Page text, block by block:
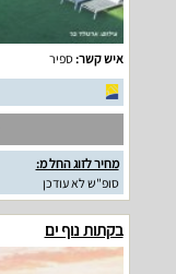
איש קשר:ספיר
מחיר לזוג החל מ:
סופ"ש לא עודכן
בקתות נוף ים